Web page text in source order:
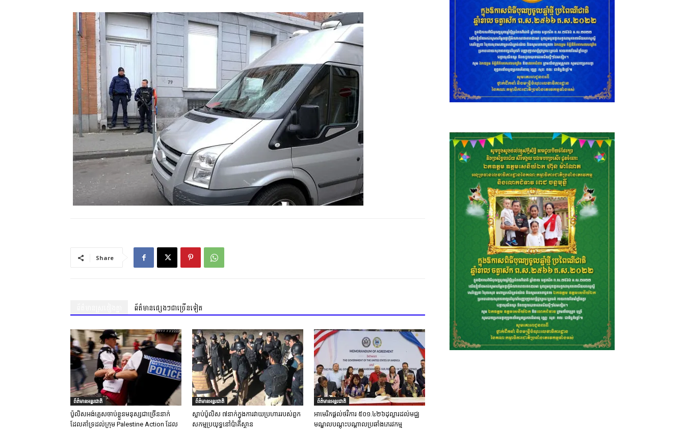
Share
ព័ត៌មានផ្សេងៗជាច្រើនទៀត
ព័ត៌មានអន្តរជាតិ
ប៉ូលិសអង់គ្លេសចាប់ខ្លួនមនុស្សជាច្រើននាក់
ដែលគាំទ្រដល់ក្រុម Palestine Action ដែល
ព័ត៌មានអន្តរជាតិ
ស្លាប់ប៉ូលិស ៧នាក់ក្នុងការវាយប្រហាររបស់ពួក
សកម្មប្រយុទ្ធនៅប៉ាគីស្ថាន
ព័ត៌មានអន្តរជាតិ
អាមេរិកផ្តល់ថវិការ ៥០១.៤២៦ដុល្លារដល់មជ្ឈ
មណ្ឌលបណ្តុះបណ្តាលប្រឆាំងភេរវកម្ម